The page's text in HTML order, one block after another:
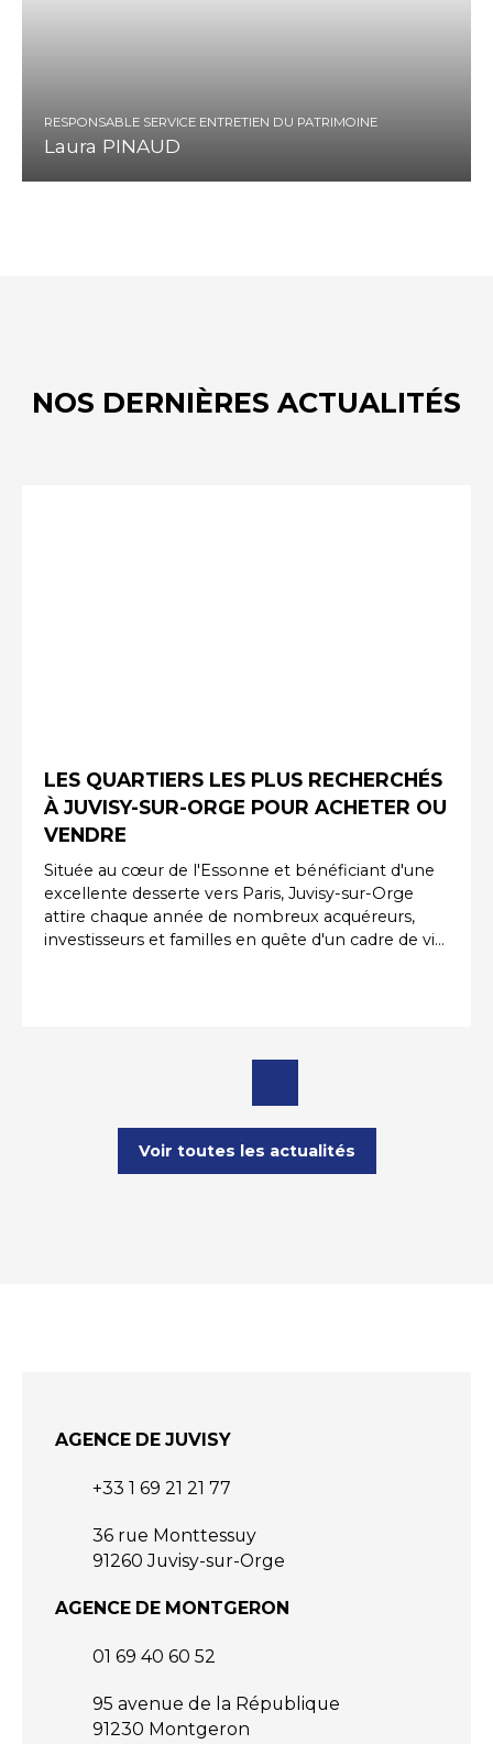
RESPONSABLE SERVICE ENTRETIEN DU PATRIMOINE
Laura PINAUD
NOS DERNIÈRES ACTUALITÉS
LES QUARTIERS LES PLUS RECHERCHÉS
À JUVISY-SUR-ORGE POUR ACHETER OU
VENDRE
Située au cœur de l'Essonne et bénéficiant d'une
excellente desserte vers Paris, Juvisy-sur-Orge
attire chaque année de nombreux acquéreurs,
investisseurs et familles en quête d'un cadre de vie
immobilier, il est essentiel de connaître les
souhaitiez acheter, vendre ou investir, certains
quartiers bénéficient d'une attractivité
particulièrement forte sur le marché immobilier à
Juvisy-sur-Orge.
Voir toutes les actualités
AGENCE DE JUVISY
+33 1 69 21 21 77
36 rue Monttessuy
91260 Juvisy-sur-Orge
AGENCE DE MONTGERON
01 69 40 60 52
95 avenue de la République
91230 Montgeron